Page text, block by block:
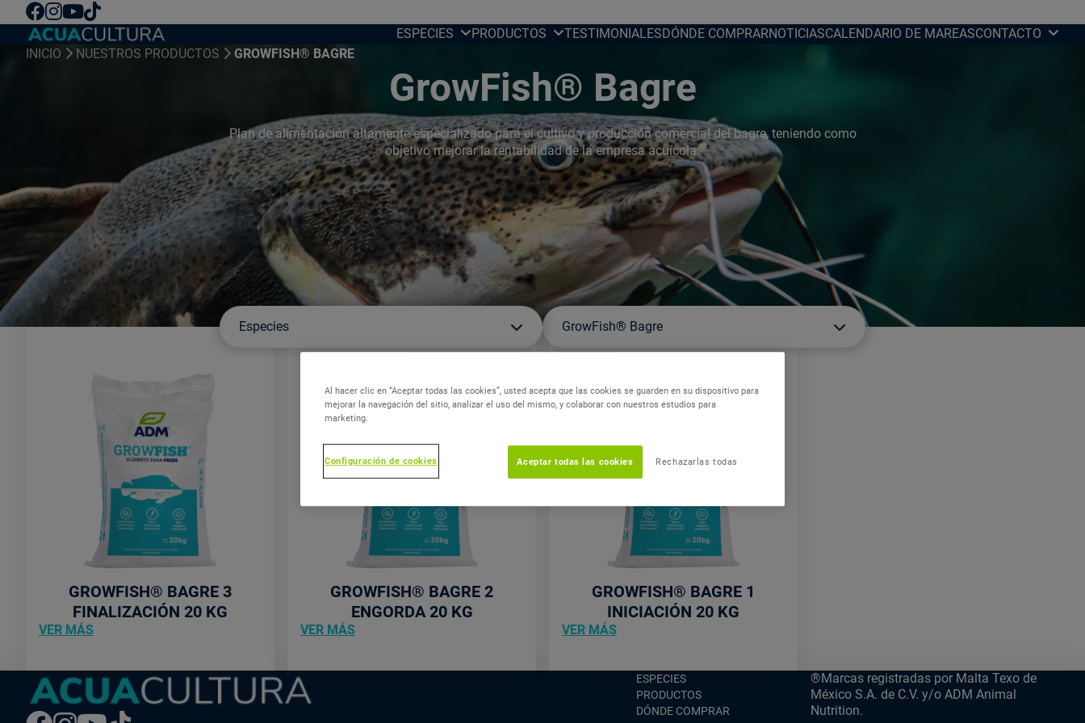
ESPECIES PRODUCTOS TESTIMONIALES DÓNDE COMPRARNOTICIASCALENDARIO DE MAREASCONTACTO
INICIO
NUESTROS PRODUCTOS GROWFISH® BAGRE
GrowFish® Bagre
Plan de alimentación altamente especializado para el cultivo y producción comercial del bagre, teniendo como
objetivo mejorar la rentabilidad de la empresa acuícola.
Especies GrowFish® Bagre
GrowFish®
Bagre
3
Finalización
20
Kg
GROWFISH® BAGRE 3
FINALIZACIÓN 20 KG
VER MÁSON
"GROWFISH®
BAGRE
3
GrowFish®
2
Engorda
20
Kg
GROWFISH® BAGRE 2
ENGORDA 20 KG
VER MÁSON
1
Iniciación
20
Kg
GROWFISH® BAGRE 1
INICIACIÓN 20 KG
VER MÁSON
"GROWFISH®
BAGRE
ESPECIES
PRODUCTOS
DÓNDE COMPRAR
®Marcas registradas por Malta Texo de
México S.A. de C.V. y/o ADM Animal
Nutrition.
Al hacer clic en “Aceptar todas las cookies”, usted acepta que las cookies se guarden en su dispositivo para
mejorar la navegación del sitio, analizar el uso del mismo, y colaborar con nuestros estudios para
marketing.
Configuración de cookies Rechazarlas todas
Aceptar todas las cookies